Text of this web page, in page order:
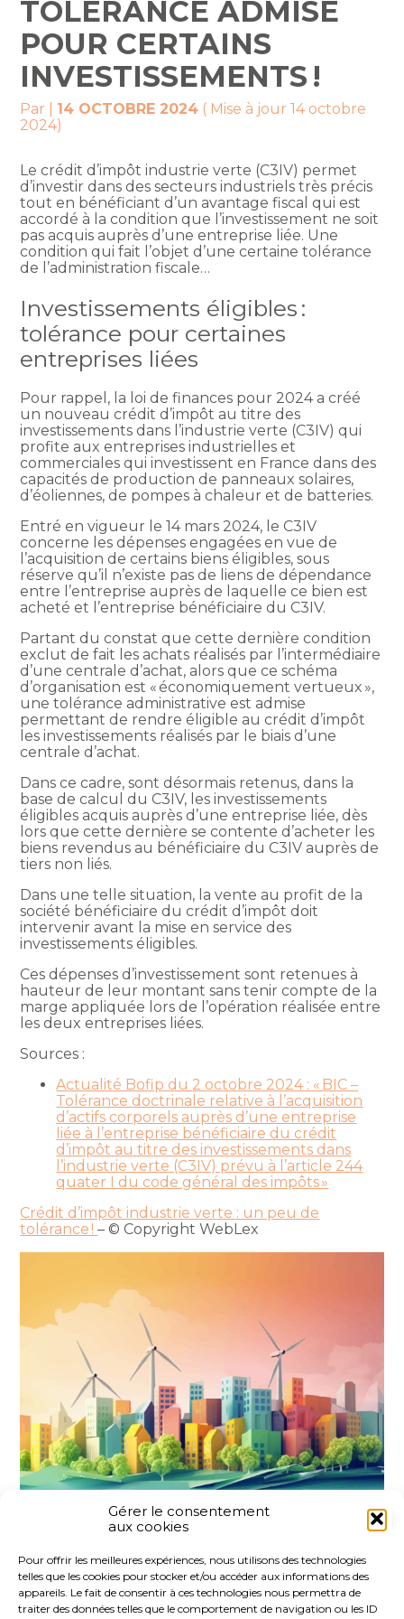
Gérer le consentement
aux cookies
Pour offrir les meilleures expériences, nous utilisons des technologies
telles que les cookies pour stocker et/ou accéder aux informations des
appareils. Le fait de consentir à ces technologies nous permettra de
traiter des données telles que le comportement de navigation ou les ID
TOLÉRANCE ADMISE
POUR CERTAINS
INVESTISSEMENTS !
Par 14 OCTOBRE 2024 ( Mise à jour 14 octobre
2024)
Le crédit d’impôt industrie verte (C3IV) permet
d’investir dans des secteurs industriels très précis
tout en bénéficiant d’un avantage fiscal qui est
accordé à la condition que l’investissement ne soit
pas acquis auprès d’une entreprise liée. Une
condition qui fait l’objet d’une certaine tolérance
de l’administration fiscale…
Investissements éligibles :
tolérance pour certaines
entreprises liées
Pour rappel, la loi de finances pour 2024 a créé
un nouveau crédit d’impôt au titre des
investissements dans l’industrie verte (C3IV) qui
profite aux entreprises industrielles et
commerciales qui investissent en France dans des
capacités de production de panneaux solaires,
d’éoliennes, de pompes à chaleur et de batteries.
Entré en vigueur le 14 mars 2024, le C3IV
concerne les dépenses engagées en vue de
l’acquisition de certains biens éligibles, sous
réserve qu’il n’existe pas de liens de dépendance
entre l’entreprise auprès de laquelle ce bien est
acheté et l’entreprise bénéficiaire du C3IV.
Partant du constat que cette dernière condition
exclut de fait les achats réalisés par l’intermédiaire
d’une centrale d’achat, alors que ce schéma
d’organisation est « économiquement vertueux »,
une tolérance administrative est admise
permettant de rendre éligible au crédit d’impôt
les investissements réalisés par le biais d’une
centrale d’achat.
Dans ce cadre, sont désormais retenus, dans la
base de calcul du C3IV, les investissements
éligibles acquis auprès d’une entreprise liée, dès
lors que cette dernière se contente d’acheter les
biens revendus au bénéficiaire du C3IV auprès de
tiers non liés.
Dans une telle situation, la vente au profit de la
société bénéficiaire du crédit d’impôt doit
intervenir avant la mise en service des
investissements éligibles.
Ces dépenses d’investissement sont retenues à
hauteur de leur montant sans tenir compte de la
marge appliquée lors de l’opération réalisée entre
les deux entreprises liées.
Sources :
Actualité Bofip du 2 octobre 2024 : « BIC –
Tolérance doctrinale relative à l’acquisition
d’actifs corporels auprès d’une entreprise
liée à l’entreprise bénéficiaire du crédit
d’impôt au titre des investissements dans
l’industrie verte (C3IV) prévu à l’article 244
quater I du code général des impôts »
Crédit d’impôt industrie verte : un peu de
tolérance !– © Copyright WebLex
FaceBook
TwitterLinkedIn